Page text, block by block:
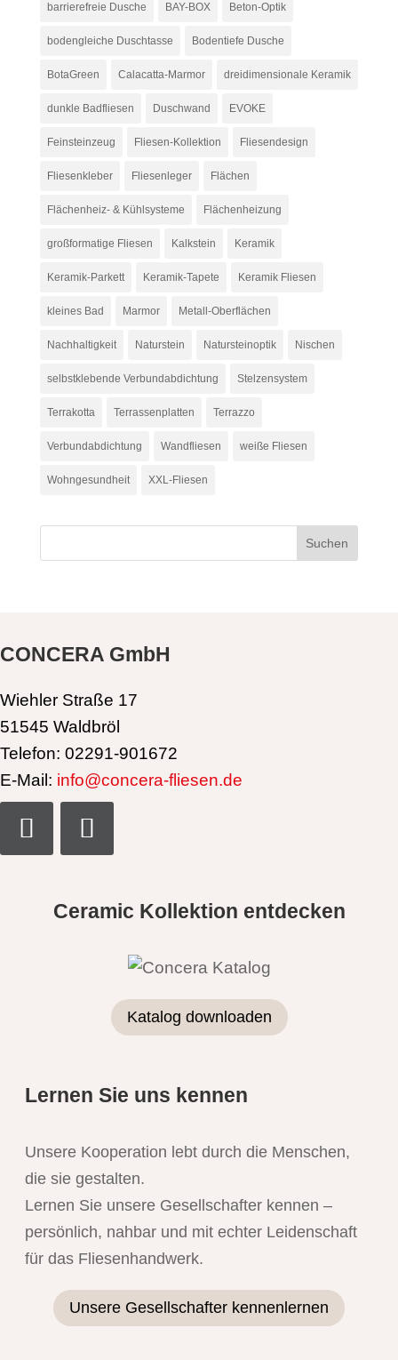
barrierefreie Dusche BAY-BOX Beton-Optik
bodengleiche Duschtasse Bodentiefe Dusche
BotaGreen Calacatta-Marmor dreidimensionale Keramik
dunkle Badfliesen Duschwand EVOKE
Feinsteinzeug Fliesen-Kollektion Fliesendesign
Fliesenkleber Fliesenleger Flächen
Flächenheiz- & Kühlsysteme Flächenheizung
großformatige Fliesen Kalkstein Keramik
Keramik-Parkett Keramik-Tapete Keramik Fliesen
kleines Bad Marmor Metall-Oberflächen
Nachhaltigkeit Naturstein Natursteinoptik Nischen
selbstklebende Verbundabdichtung Stelzensystem
Terrakotta Terrassenplatten Terrazzo
Verbundabdichtung Wandfliesen weiße Fliesen
Wohngesundheit XXL-Fliesen
CONCERA GmbH
Wiehler Straße 17
51545 Waldbröl
Telefon: 02291-901672
E-Mail: info@concera-fliesen.de
Ceramic Kollektion entdecken
Katalog downloaden
Lernen Sie uns kennen
Unsere Kooperation lebt durch die Menschen,
die sie gestalten.
Lernen Sie unsere Gesellschafter kennen –
persönlich, nahbar und mit echter Leidenschaft
für das Fliesenhandwerk.
Unsere Gesellschafter kennenlernen